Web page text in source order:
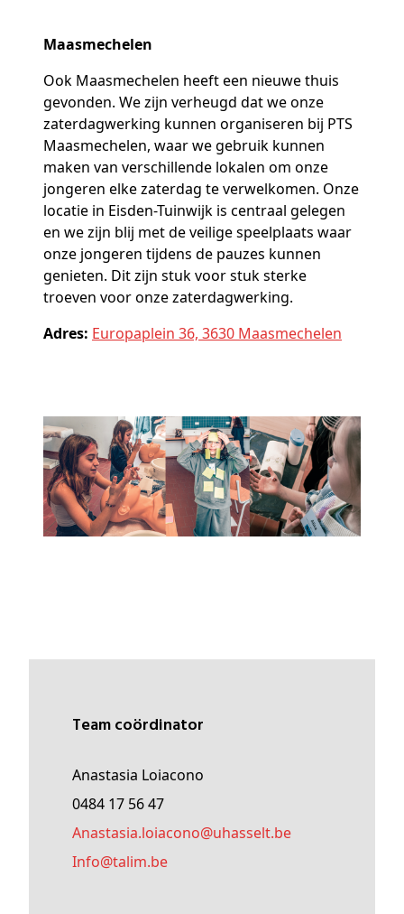
Maasmechelen
Ook Maasmechelen heeft een nieuwe thuis
gevonden. We zijn verheugd dat we onze
zaterdagwerking kunnen organiseren bij PTS
Maasmechelen, waar we gebruik kunnen
maken van verschillende lokalen om onze
jongeren elke zaterdag te verwelkomen. Onze
locatie in Eisden-Tuinwijk is centraal gelegen
en we zijn blij met de veilige speelplaats waar
onze jongeren tijdens de pauzes kunnen
genieten. Dit zijn stuk voor stuk sterke
troeven voor onze zaterdagwerking.
Adres: Europaplein 36, 3630 Maasmechelen
Team coördinator
Anastasia Loiacono
0484 17 56 47
anastasia.loiacono@uhasselt.be
Info@talim.be